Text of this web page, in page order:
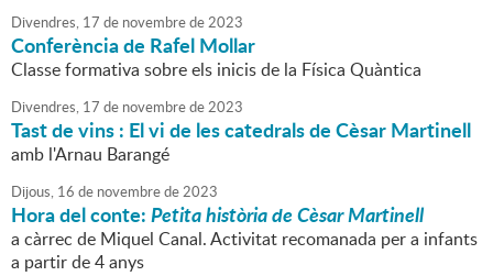
Divendres, 17 de novembrede2023
Conferència de Rafel Mollar
Classe formativa sobre els inicis de la Física Quàntica
Divendres, 17 de novembrede2023
Tast de vins : El vi de les catedrals de Cèsar Martinell
amb l'Arnau Barangé
Dijous, 16 de novembrede2023
Hora del conte:Petita història de Cèsar Martinell
a càrrec de Miquel Canal. Activitat recomanada per a infants
a partir de 4 anys